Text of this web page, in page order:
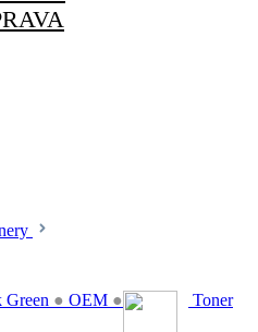
Green ● OEM ● Toner